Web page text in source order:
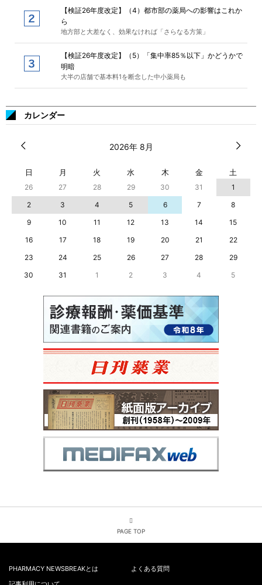
【検証26年度改定】（4）都市部の薬局への影響はこれか
ら
地方部と大差なく、効果なければ「さらなる方策」
【検証26年度改定】（5）「集中率85％以下」かどうかで
明暗
大半の店舗で基本料1を断念した中小薬局も
カレンダー
2026年 8月
日 月 火 水 木 金 土
26 27 28 29 30 31
1
2
3 4 5 6 7
8
9
10 11 12 13 14
15
16
17 18 19 20 21
22
23
24 25 26 27 28
29
30
31 1 2 3 4 5
PAGE TOP
PHARMACY NEWSBREAKとは
よくある質問